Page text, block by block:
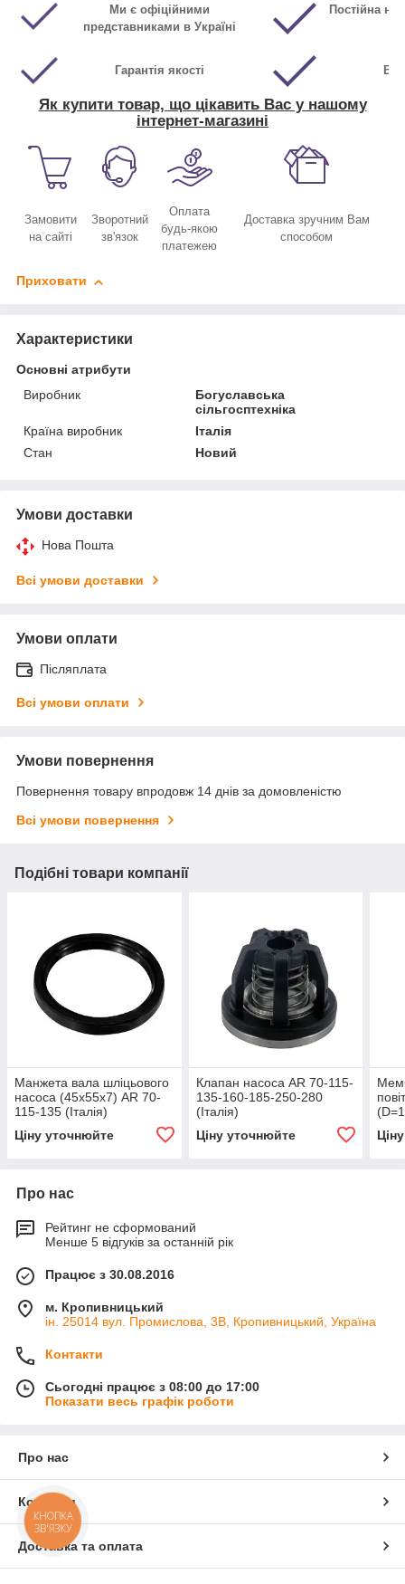
Ми є офіційними
представниками в Україні
Постійна
Гарантія якості
Як купити товар, що цікавить Вас у нашому
інтернет-магазині
Замовити
на сайті
Зворотний
зв'язок
Оплата
будь-якою
платежею
Доставка зручним Вам
способом
Приховати
Характеристики
Основні атрибути
Виробник
Богуславська
сільгосптехніка
Країна виробник
Італія
Стан
Новий
Умови доставки
Нова Пошта
Всі умови доставки
Умови оплати
Післяплата
Всі умови оплати
Умови повернення
Повернення товару впродовж 14 днів за домовленістю
Всі умови повернення
Подібні товари компанії
Манжета вала шліцьового
насоса (45х55х7) AR 70-
115-135 (Італія)
Ціну уточнюйте
Клапан насоса AR 70-115-
135-160-185-250-280
(Італія)
Ціну уточнюйте
185-
Про нас
Рейтинг не сформований
Менше 5 відгуків за останній рік
Працює з 30.08.2016
м. Кропивницький
ін. 25014 вул. Промислова, 3В, Кропивницький, Україна
Контакти
Сьогодні працює з 08:00 до 17:00
Показати весь графік роботи
Про нас
Контакти
Доставка та оплата
КНОПКА
ЗВ'ЯЗКУ